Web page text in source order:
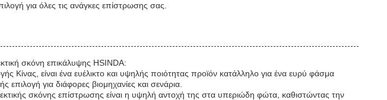
για όλες τις ανάγκες επίστρωσης σας.
σκόνη επικάλυψης HSINDA:
Κίνας, είναι ένα ευέλικτο και υψηλής ποιότητας προϊόν κατάλληλο για ένα ευρύ φάσμα
για διάφορες βιομηχανίες και σενάρια.
σκόνης επίστρωσης είναι η υψηλή αντοχή της στα υπεριώδη φώτα, καθιστώντας την